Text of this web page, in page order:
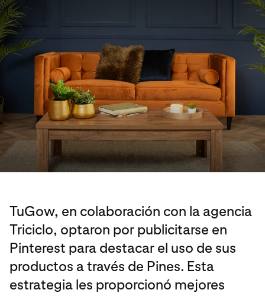
TuGow, en colaboración con la agencia
Triciclo, optaron por publicitarse en
Pinterest para destacar el uso de sus
productos a través de Pines. Esta
estrategia les proporcionó mejores